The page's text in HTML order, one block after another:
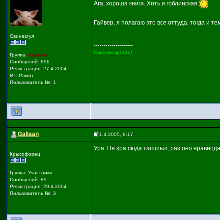
Свиназгул
Группа:Админы
Сообщений: 896
Регистрация: 27.4.2004
Из: Рамот
Пользователь №: 1
Ага, хороша книга. Хоть и гоблинская
Гайвер, я полагаю это все оттуда, тогда и
--------------------
Свински просто!
Gallaan 1.4.2005, 8:17
Крысофорец
Группа: Участники
Сообщений: 89
Регистрация: 29.4.2004
Пользователь №: 3
Ура. Не зря сюда ташшыл, раз оно